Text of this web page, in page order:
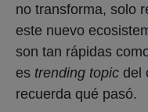
no transforma, solo
este nuevo
son tan rápidas
es trending topic del
recuerda qué pasó.